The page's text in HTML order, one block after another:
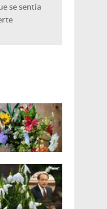
se sentía